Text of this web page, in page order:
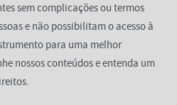
sem complicações ou termos
e não possibilitam o acesso à
para uma melhor
nossos conteúdos e entenda um